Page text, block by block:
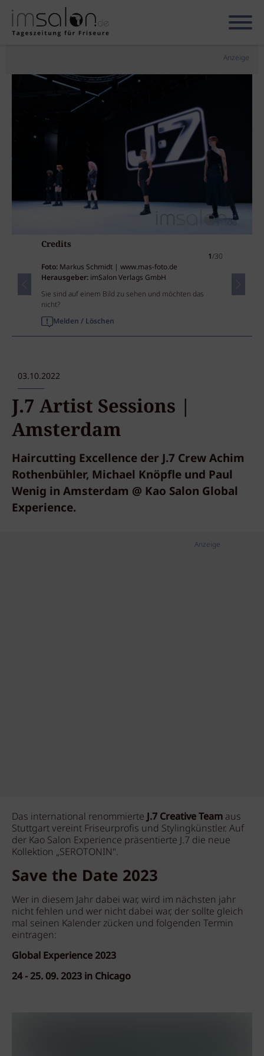
Anzeige
Credits
1/30
Foto: Markus Schmidt | www.mas-foto.de
Herausgeber: imSalon Verlags GmbH
Sie sind auf einem Bild zu sehen und möchten das
nicht?
Melden / Löschen
03.10.2022
J.7 Artist Sessions |
Amsterdam
Haircutting Excellence der J.7 Crew Achim
Rothenbühler, Michael Knöpfle und Paul
Wenig in Amsterdam @ Kao Salon Global
Experience.
Anzeige
Das international renommierteJ.7 Creative Team aus
Stuttgart vereint Friseurprofis und Stylingkünstler. Auf
der Kao Salon Experience präsentierte J.7 die neue
Kollektion „SEROTONIN".
Save the Date 2023
Wer in diesem Jahr dabei war, wird im nächsten jahr
nicht fehlen und wer nicht dabei war, der sollte gleich
mal seinen Kalender zücken und folgenden Termin
eintragen:
Global Experience 2023
24 - 25. 09. 2023 in Chicago